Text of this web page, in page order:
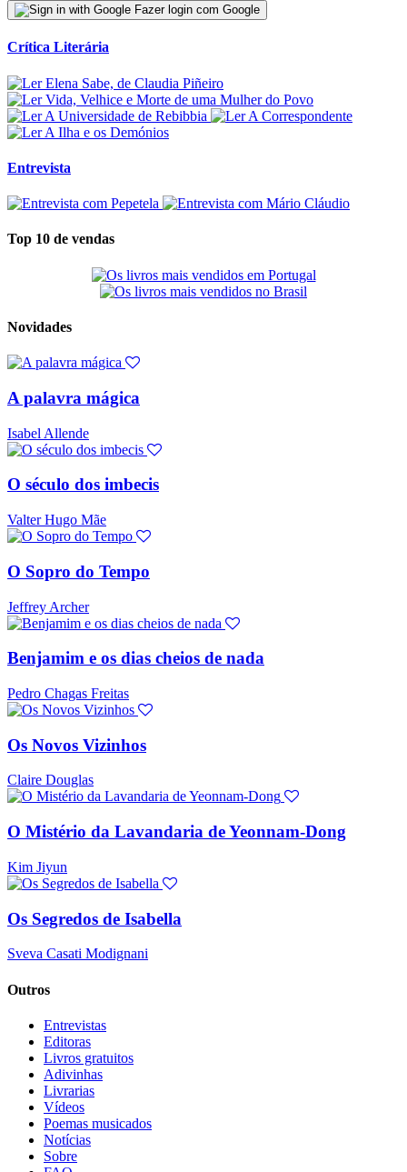
Fazer login com Google
Crítica Literária
Entrevista
Top 10 de vendas
Novidades
A palavra mágica
Isabel Allende
O século dos imbecis
Valter Hugo Mãe
O Sopro do Tempo
Jeffrey Archer
Benjamim e os dias cheios de nada
Pedro Chagas Freitas
Os Novos Vizinhos
Claire Douglas
O Mistério da Lavandaria de Yeonnam-Dong
Kim Jiyun
Os Segredos de Isabella
Sveva Casati Modignani
Outros
Entrevistas
Editoras
Livros gratuitos
Adivinhas
Livrarias
Vídeos
Poemas musicados
Notícias
Sobre